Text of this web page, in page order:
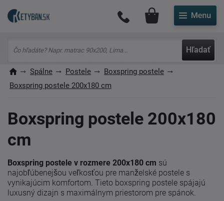
Hľadať
Môj účet
Spálne Postele
Boxspring postele
Boxspring postele 200x180 cm
Boxspring postele 200x180
cm
Boxspring postele v rozmere 200x180 cm sú
najobľúbenejšou veľkosťou pre manželské postele s
vynikajúcim komfortom. Tieto boxspring postele spájajú
luxusný dizajn s maximálnym priestorom pre spánok.